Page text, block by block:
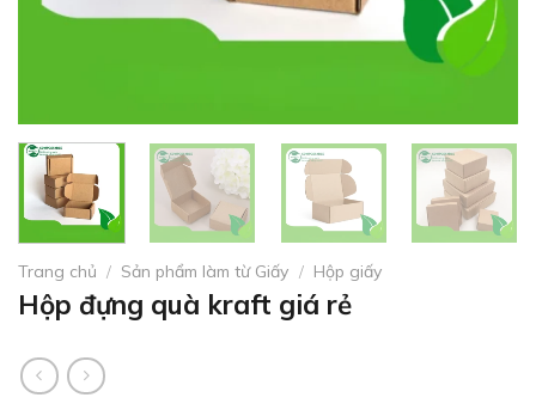
Trang chủ / Sản phẩm làm từ Giấy / Hộp giấy
Hộp đựng quà kraft giá rẻ